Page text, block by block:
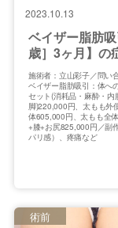
2023.10.13
ベイザー脂肪
歳］3ヶ月】の
施術者：立山彩子／問い
ベイザー脂肪吸引：体へ
セット(消耗品・麻酔・
脚)220,000円、太もも外
体605,000円、太もも全
+膝+お尻825,000円／副
パリ感）、疼痛など
術前